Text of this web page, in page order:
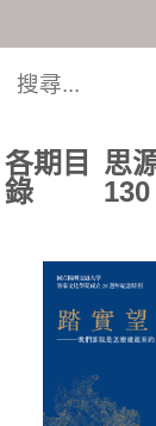
各期目
錄
思
130